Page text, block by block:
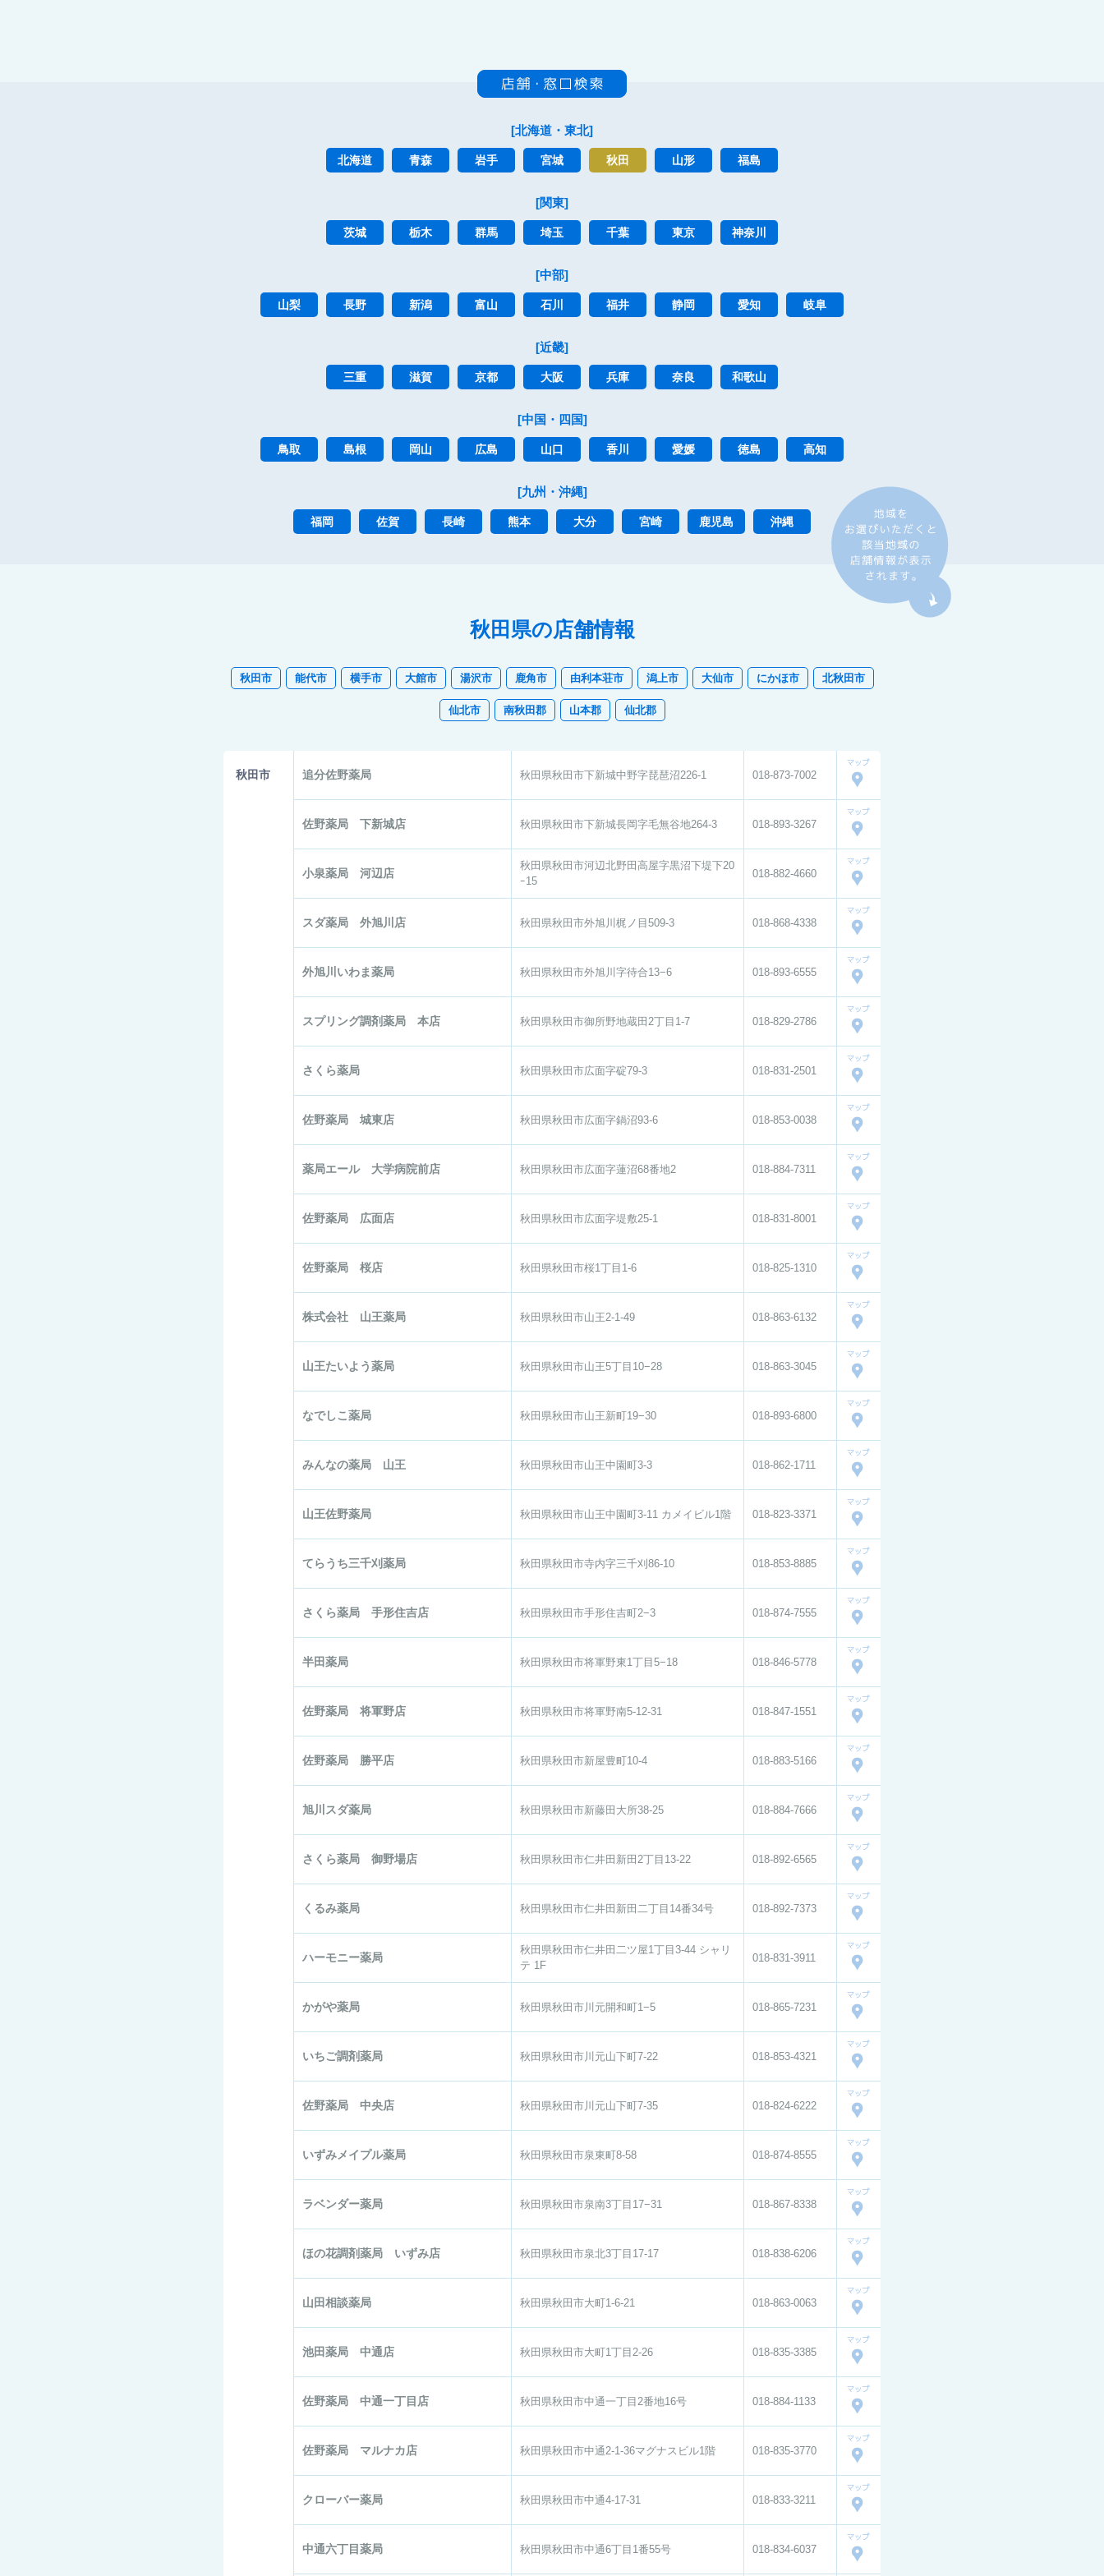
[北海道・東北]
北海道 青森 岩手 宮城 秋田 山形 福島
[関東]
茨城 栃木 群馬 埼玉 千葉 東京 神奈川
[中部]
山梨 長野 新潟 富山 石川 福井 静岡 愛知 岐阜
[近畿]
三重 滋賀 京都 大阪 兵庫 奈良 和歌山
[中国・四国]
鳥取 島根 岡山 広島 山口 香川 愛媛 徳島 高知
[九州・沖縄]
福岡 佐賀 長崎 熊本 大分 宮崎 鹿児島 沖縄
秋田県の店舗情報
秋田市 能代市 横手市 大館市 湯沢市 鹿角市 由利本荘市 潟上市 大仙市 にかほ市 北秋田市
仙北市 南秋田郡 山本郡 仙北郡
秋田市 追分佐野薬局 秋田県秋田市下新城中野字琵琶沼226-1 018-873-7002
佐野薬局 下新城店 秋田県秋田市下新城長岡字毛無谷地264-3 018-893-3267
小泉薬局 河辺店
秋田県秋田市河辺北野田高屋字黒沼下堤下20
ｰ15
018-882-4660
スダ薬局 外旭川店 秋田県秋田市外旭川梶ノ目509-3 018-868-4338
外旭川いわま薬局 秋田県秋田市外旭川字待合13−6 018-893-6555
スプリング調剤薬局 本店 秋田県秋田市御所野地蔵田2丁目1-7 018-829-2786
さくら薬局 秋田県秋田市広面字碇79-3 018-831-2501
佐野薬局 城東店 秋田県秋田市広面字鍋沼93-6 018-853-0038
薬局エール 大学病院前店 秋田県秋田市広面字蓮沼68番地2 018-884-7311
佐野薬局 広面店 秋田県秋田市広面字堤敷25-1 018-831-8001
佐野薬局 桜店 秋田県秋田市桜1丁目1-6 018-825-1310
株式会社 山王薬局 秋田県秋田市山王2-1-49 018-863-6132
山王たいよう薬局 秋田県秋田市山王5丁目10−28 018-863-3045
なでしこ薬局 秋田県秋田市山王新町19−30 018-893-6800
みんなの薬局 山王 秋田県秋田市山王中園町3-3 018-862-1711
山王佐野薬局 秋田県秋田市山王中園町3-11 カメイビル1階 018-823-3371
てらうち三千刈薬局 秋田県秋田市寺内字三千刈86-10 018-853-8885
さくら薬局 手形住吉店 秋田県秋田市手形住吉町2−3 018-874-7555
半田薬局 秋田県秋田市将軍野東1丁目5−18 018-846-5778
佐野薬局 将軍野店 秋田県秋田市将軍野南5-12-31 018-847-1551
佐野薬局 勝平店 秋田県秋田市新屋豊町10-4 018-883-5166
旭川スダ薬局 秋田県秋田市新藤田大所38-25 018-884-7666
さくら薬局 御野場店 秋田県秋田市仁井田新田2丁目13-22 018-892-6565
くるみ薬局 秋田県秋田市仁井田新田二丁目14番34号 018-892-7373
ハーモニー薬局
秋田県秋田市仁井田二ツ屋1丁目3-44 シャリ
テ 1F
018-831-3911
かがや薬局 秋田県秋田市川元開和町1−5 018-865-7231
いちご調剤薬局 秋田県秋田市川元山下町7-22 018-853-4321
佐野薬局 中央店 秋田県秋田市川元山下町7-35 018-824-6222
いずみメイプル薬局 秋田県秋田市泉東町8-58 018-874-8555
ラベンダー薬局 秋田県秋田市泉南3丁目17−31 018-867-8338
ほの花調剤薬局 いずみ店 秋田県秋田市泉北3丁目17-17 018-838-6206
山田相談薬局 秋田県秋田市大町1-6-21 018-863-0063
池田薬局 中通店 秋田県秋田市大町1丁目2-26 018-835-3385
佐野薬局 中通一丁目店 秋田県秋田市中通一丁目2番地16号 018-884-1133
佐野薬局 マルナカ店 秋田県秋田市中通2-1-36マグナスビル1階 018-835-3770
クローバー薬局 秋田県秋田市中通4-17-31 018-833-3211
中通六丁目薬局 秋田県秋田市中通6丁目1番55号 018-834-6037